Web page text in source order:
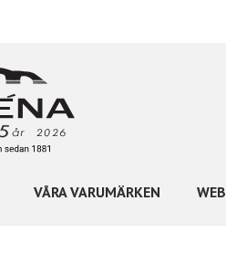
VÅRA VARUMÄRKEN